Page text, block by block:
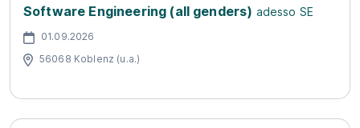
Software Engineering (all genders) adesso SE
01.09.2026
56068 Koblenz (u.a.)